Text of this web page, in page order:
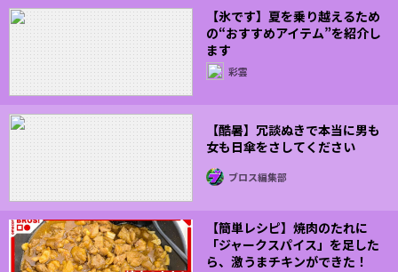
【氷です】夏を乗り越えるため
の“おすすめアイテム”を紹介し
ます
彩雲
【酷暑】冗談ぬきで本当に男も
女も日傘をさしてください
ブロス編集部
【簡単レシピ】焼肉のたれに
「ジャークスパイス」を足した
ら、激うまチキンができた！